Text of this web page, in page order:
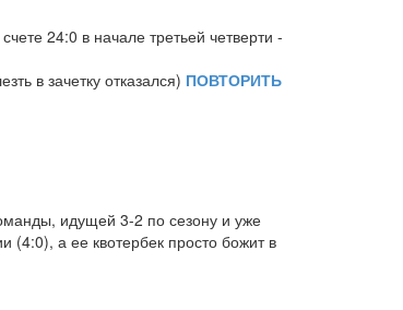
24:0 в начале третьей четверти -
в зачетку отказался) ПОВТОРИТЬ
идущей 3-2 по сезону и уже
(4:0), а ее квотербек просто божит в